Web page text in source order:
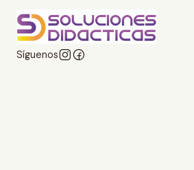
Síguenos